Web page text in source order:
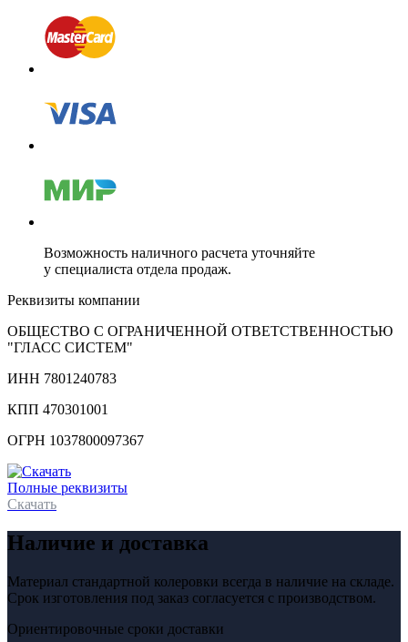
Возможность наличного расчета уточняйте
у специалиста отдела продаж.
Реквизиты компании
ОБЩЕСТВО С ОГРАНИЧЕННОЙ ОТВЕТСТВЕННОСТЬЮ
"ГЛАСС СИСТЕМ"
ИНН 7801240783
КПП 470301001
ОГРН 1037800097367
Полные реквизиты
Скачать
Наличие и доставка
Материал стандартной колеровки всегда в наличие на складе.
Срок изготовления под заказ согласуется с производством.
Ориентировочные сроки доставки